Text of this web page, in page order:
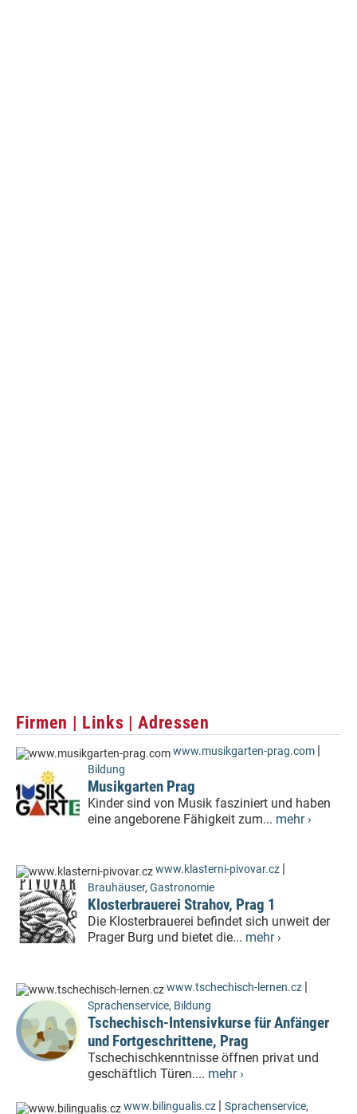
Firmen | Links | Adressen
www.musikgarten-prag.com |
Bildung
Musikgarten Prag
Kinder sind von Musik fasziniert und haben
eine angeborene Fähigkeit zum... mehr ›
www.klasterni-pivovar.cz |
Brauhäuser, Gastronomie
Klosterbrauerei Strahov, Prag 1
Die Klosterbrauerei befindet sich unweit der
Prager Burg und bietet die... mehr ›
www.tschechisch-lernen.cz |
Sprachenservice, Bildung
Tschechisch-Intensivkurse für Anfänger
und Fortgeschrittene, Prag
Tschechischkenntnisse öffnen privat und
geschäftlich Türen.... mehr ›
www.bilingualis.cz | Sprachenservice,